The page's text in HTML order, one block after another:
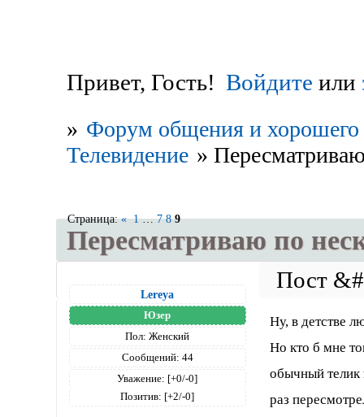
Привет, Гость! Войдите или
» Форум общения и хорошего
Телевидение »
Пересматриваю по
Страница:« 1 … 7 8 9
Lereya
Юзер
Пол: Женский
Сообщений: 44
Уважение: [+0/-0]
Позитив: [+2/-0]
Ну, в детстве
Но кто б мне
обычный телик
раз